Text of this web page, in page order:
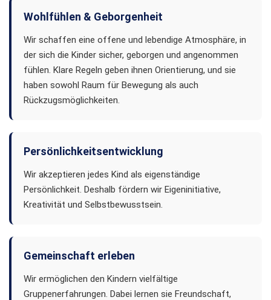
Wohlfühlen & Geborgenheit
Wir schaffen eine offene und lebendige Atmosphäre, in
der sich die Kinder sicher, geborgen und angenommen
fühlen. Klare Regeln geben ihnen Orientierung, und sie
haben sowohl Raum für Bewegung als auch
Rückzugsmöglichkeiten.
Persönlichkeitsentwicklung
Wir akzeptieren jedes Kind als eigenständige
Persönlichkeit. Deshalb fördern wir Eigeninitiative,
Kreativität und Selbstbewusstsein.
Gemeinschaft erleben
Wir ermöglichen den Kindern vielfältige
Gruppenerfahrungen. Dabei lernen sie Freundschaft,